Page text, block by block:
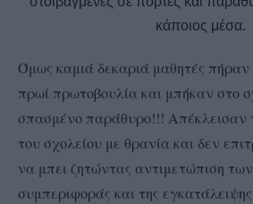
κάποιος μέσα.
Όμως καμιά δεκαριά μαθητές
πρωί πρωτοβουλία και μπήκαν στο
σπασμένο παράθυρο!!! Απέκλεισαν
του σχολείου με θρανία και δεν
να μπει ζητώντας αντιμετώπιση
συμπεριφοράς και της